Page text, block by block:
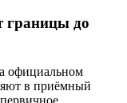
границы до
официальном
в приёмный